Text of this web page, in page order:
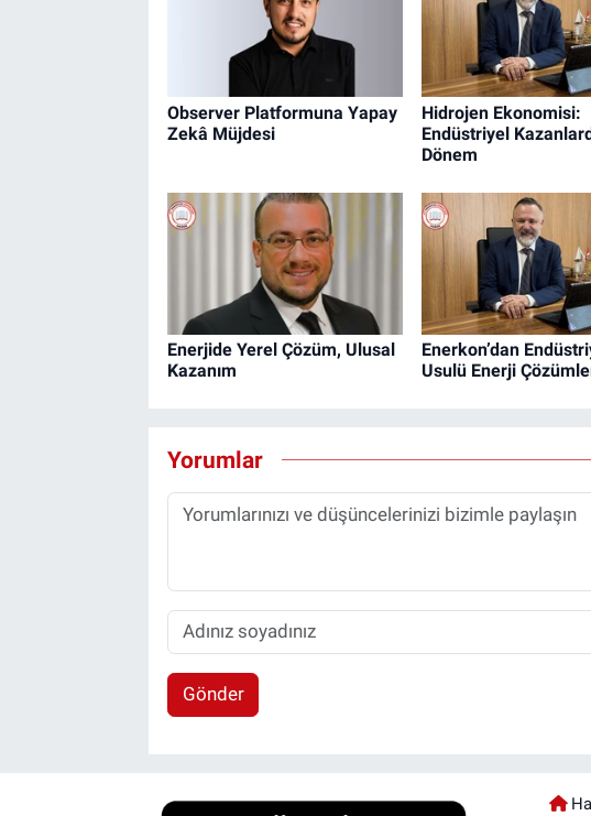
Observer Platformuna Yapay
Zekâ Müjdesi
Hidrojen Ekonomisi:
Endüstriyel
Dönem
Enerjide Yerel Çözüm, Ulusal
Kazanım
Enerkon’dan
Usulü Enerji
Yorumlar
Gönder